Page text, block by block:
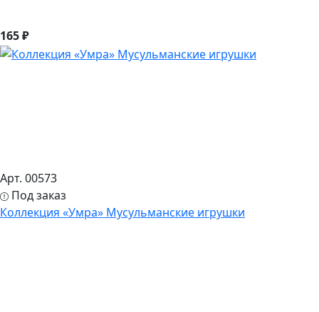
165 ₽
Арт. 00573
Под заказ
Коллекция «Умра» Мусульманские игрушки